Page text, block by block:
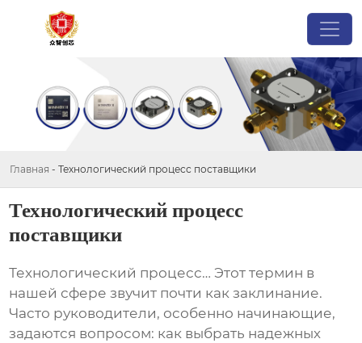
Главная - Технологический процесс поставщики
Технологический процесс
поставщики
Технологический процесс… Этот термин в
нашей сфере звучит почти как заклинание.
Часто руководители, особенно начинающие,
задаются вопросом: как выбрать надежных